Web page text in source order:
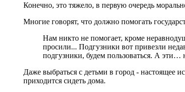
Конечно, это тяжело, в первую очередь
Многие говорят, что должно помогать
Нам никто не помогает, кроме
просили... Подгузники вот привезли
подгузники, будем пользоваться. А
Даже выбраться с детьми в город - настоящее
приходится сидеть дома.